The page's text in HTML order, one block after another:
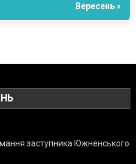
Вересень »
заступника Южненського